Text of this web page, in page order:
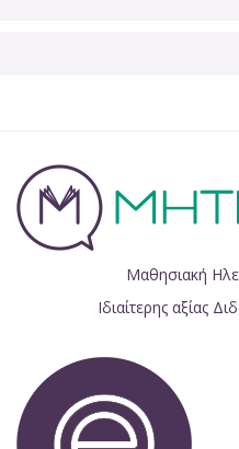
Μαθησιακή
Ιδιαίτερης αξίας